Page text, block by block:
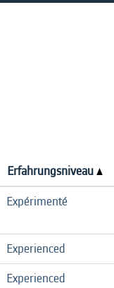
Erfahrungsniveau
Expérimenté
Experienced
Experienced